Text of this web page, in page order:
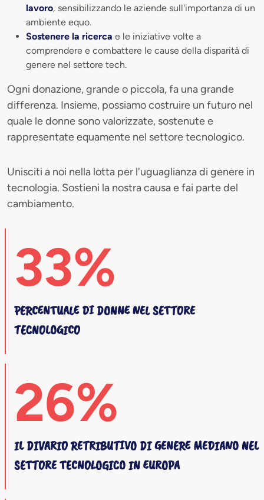
lavoro, sensibilizzando le aziende sull'importanza di un
ambiente equo.
Sostenere la ricerca e le iniziative volte a
comprendere e combattere le cause della disparità di
genere nel settore tech.
Ogni donazione, grande o piccola, fa una grande
differenza. Insieme, possiamo costruire un futuro nel
quale le donne sono valorizzate, sostenute e
rappresentate equamente nel settore tecnologico.
Unisciti a noi nella lotta per l'uguaglianza di genere in
tecnologia. Sostieni la nostra causa e fai parte del
cambiamento.
33%
PERCENTUALE DI DONNE NEL SETTORE
TECNOLOGICO
26%
IL DIVARIO RETRIBUTIVO DI GENERE MEDIANO NEL
SETTORE TECNOLOGICO IN EUROPA